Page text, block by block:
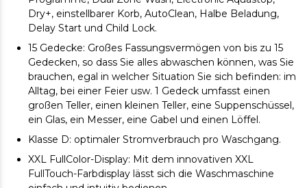
Dry+, einstellbarer Korb, AutoClean, Halbe Beladung,
Delay Start und Child Lock.
15 Gedecke: Großes Fassungsvermögen von bis zu 15
Gedecken, so dass Sie alles abwaschen können, was Sie
brauchen, egal in welcher Situation Sie sich befinden: im
Alltag, bei einer Feier usw. 1 Gedeck umfasst einen
großen Teller, einen kleinen Teller, eine Suppenschüssel,
ein Glas, ein Messer, eine Gabel und einen Löffel.
Klasse D: optimaler Stromverbrauch pro Waschgang.
XXL FullColor-Display: Mit dem innovativen XXL
FullTouch-Farbdisplay lässt sich die Waschmaschine